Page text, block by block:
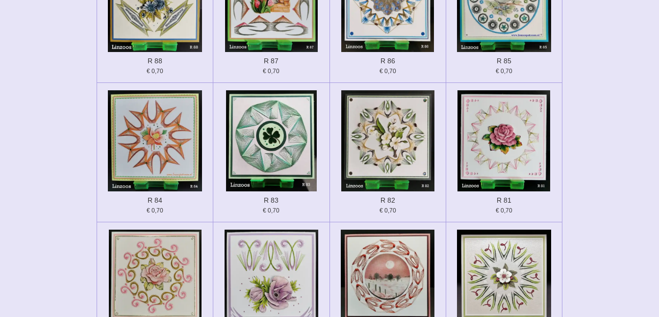
R 88
€ 0,70
R 87
€ 0,70
R 86
€ 0,70
R 85
€ 0,70
R 84
€ 0,70
R 83
€ 0,70
R 82
€ 0,70
R 81
€ 0,70